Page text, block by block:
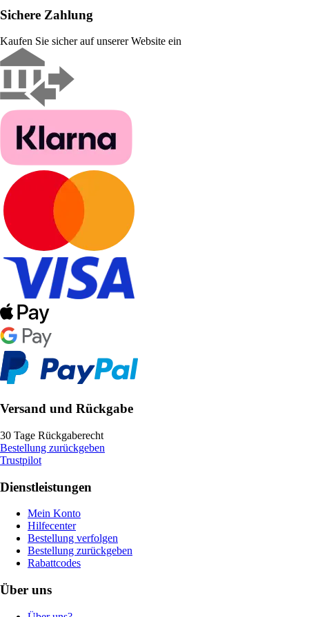
Sichere Zahlung
Kaufen Sie sicher auf unserer Website ein
Versand und Rückgabe
30 Tage Rückgaberecht
Bestellung zurückgeben
Trustpilot
Dienstleistungen
Mein Konto
Hilfecenter
Bestellung verfolgen
Bestellung zurückgeben
Rabattcodes
Über uns